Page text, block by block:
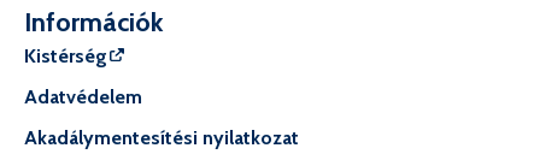
Információk
Kistérség
Adatvédelem
Akadálymentesítési nyilatkozat